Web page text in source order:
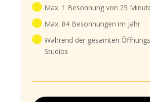
Max. 1 Besonnung von 25
Max. 84 Besonnungen im Jahr
Während der gesamten
Studios